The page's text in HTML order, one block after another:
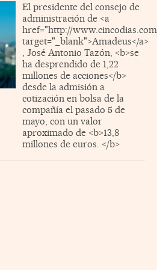
El presidente del consejo de
administración de <a
href="http://
target="_blank">Amadeus</a>
, José Antonio Tazón, <b>se
ha desprendido de 1,22
millones de acciones</b>
desde la admisión a
cotización en bolsa de la
compañía el pasado 5 de
mayo, con un valor
aproximado de <b>13,8
millones de euros. </b>